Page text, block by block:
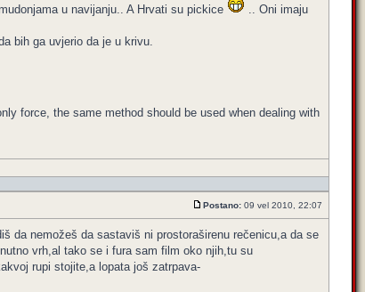
u navijanju.. A Hrvati su pickice
.. Oni imaju
bih ga uvjerio da je u krivu.
force, the same method should be used when dealing with
Postano: 09 vel 2010, 22:07
da nemožeš da sastaviš ni prostoraširenu rečenicu,a da se
vrh,al tako se i fura sam film oko njih,tu su
rupi stojite,a lopata još zatrpava-